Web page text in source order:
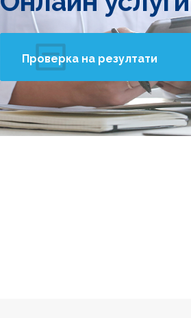
Проверка на резултати